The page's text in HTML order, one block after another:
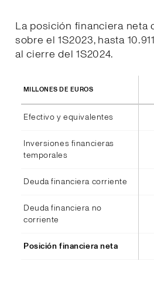
La posición financiera neta
sobre el 1S2023, hasta
al cierre del 1S2024.
MILLONES DE EUROS
Efectivo y equivalentes
Inversiones financieras
temporales
Deuda financiera corriente
Deuda financiera no
corriente
Posición financiera neta